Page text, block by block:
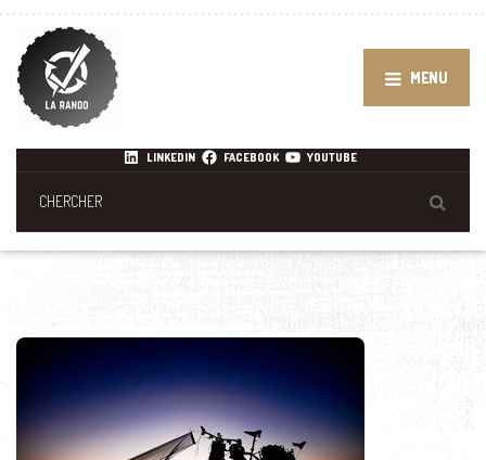
MENU
LINKEDIN FACEBOOK YOUTUBE